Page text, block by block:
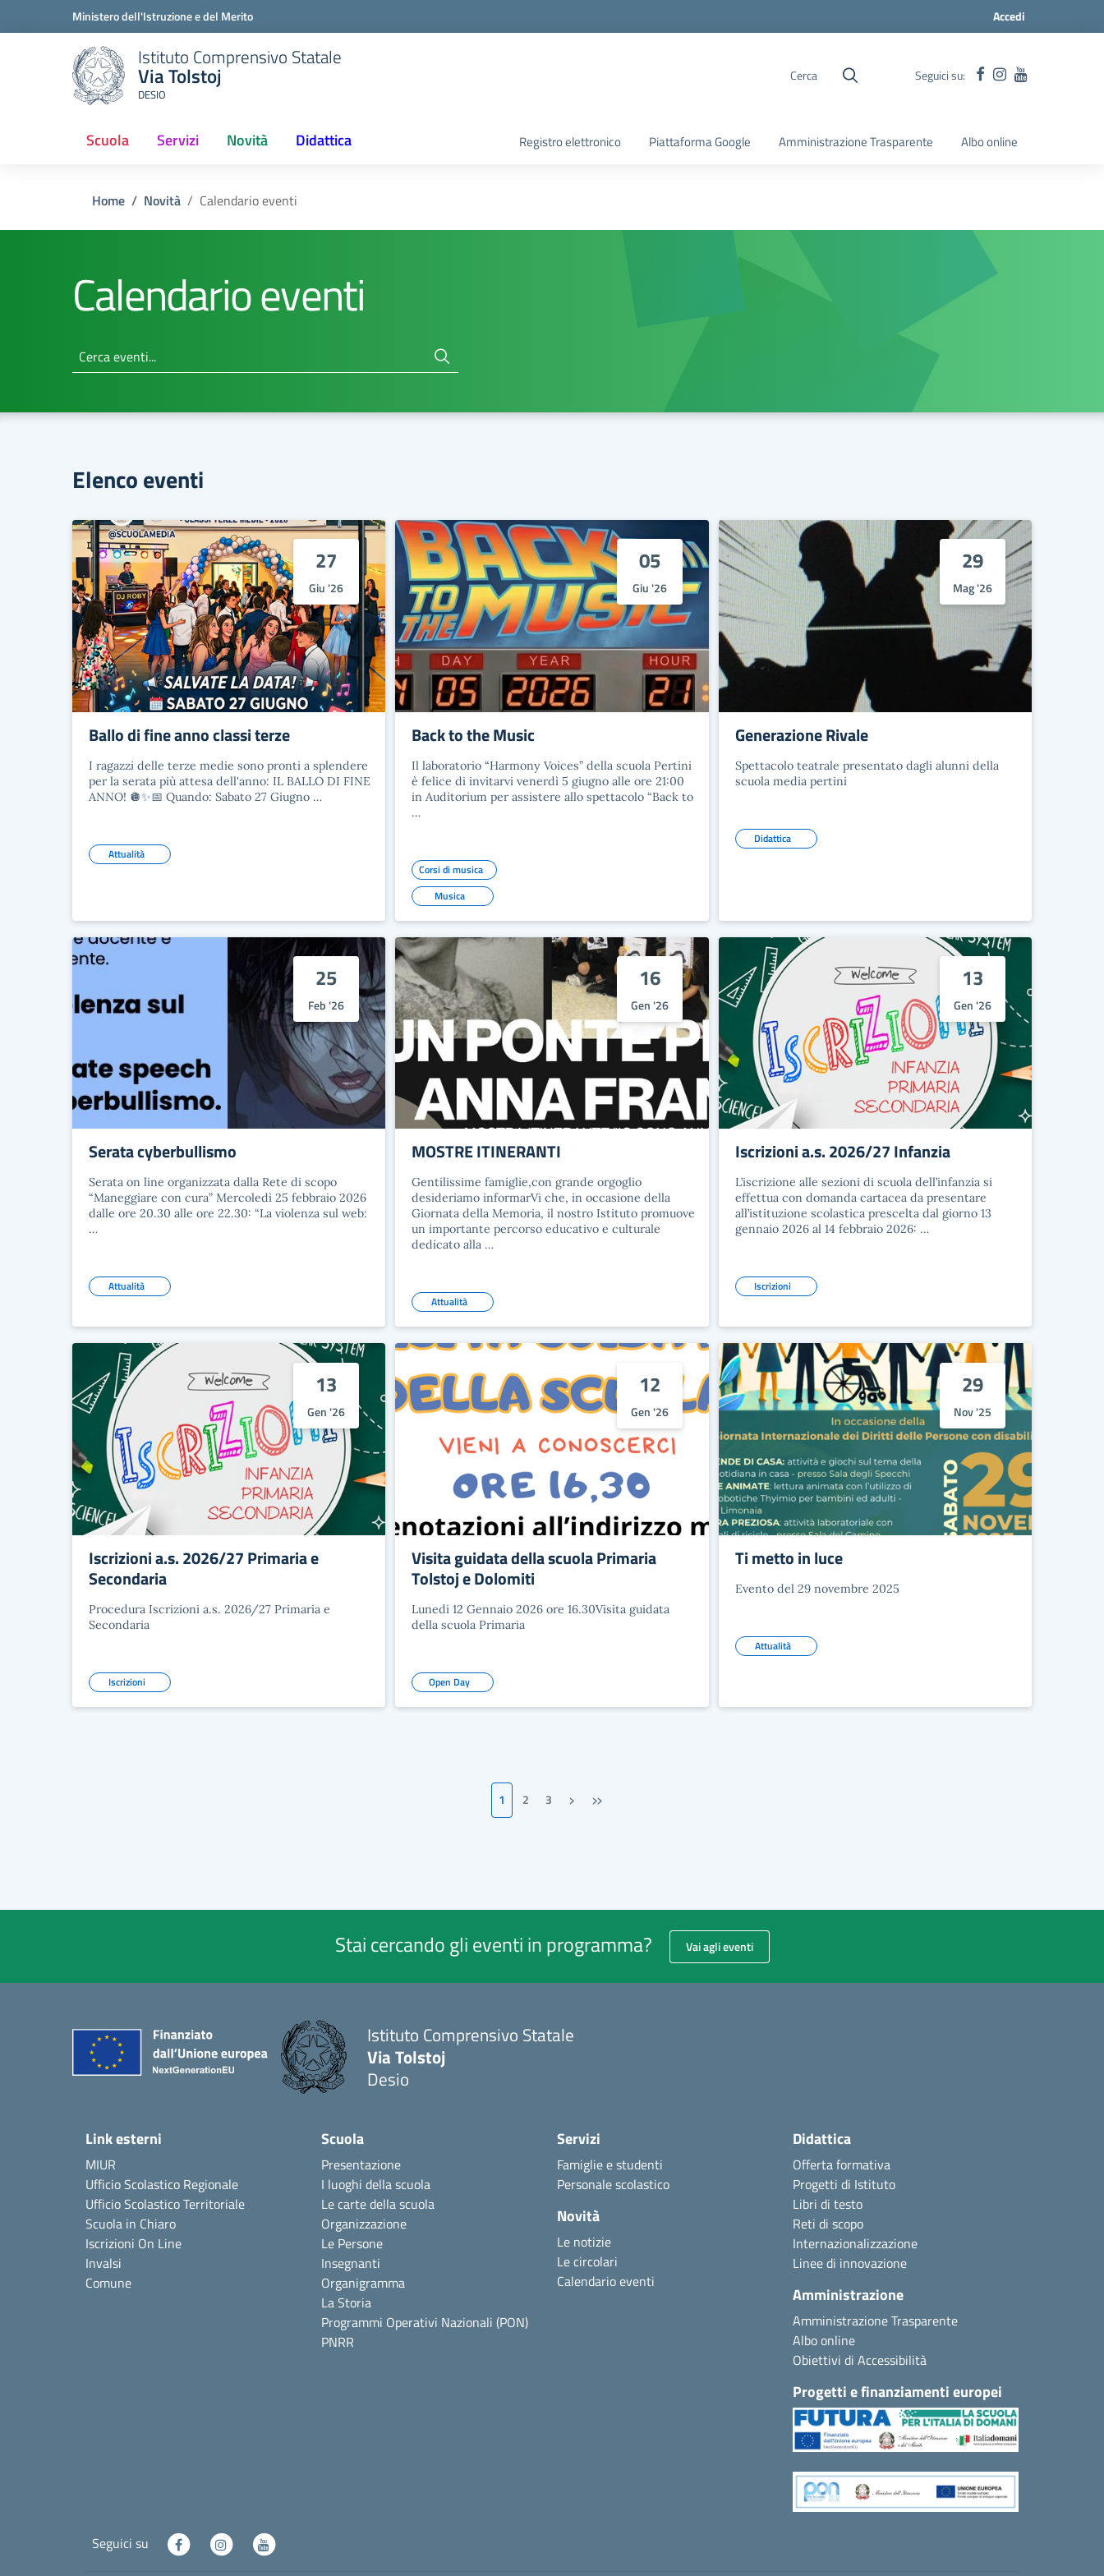
Ministero dell'Istruzione e del Merito Accedi
Istituto Comprensivo Statale
Via Tolstoj
DESIO
Cerca Seguici su:
Scuola Servizi Novità Didattica Registro elettronico Piattaforma Google Amministrazione Trasparente Albo online
Home Novità Calendario eventi
Calendario eventi
Cerca eventi...
Elenco eventi
27
Giu '26
Ballo di fine anno classi terze
I ragazzi delle terze medie sono pronti a splendere
per la serata più attesa dell'anno: IL BALLO DI FINE
ANNO! 🪩✨📅 Quando: Sabato 27 Giugno …
Attualità
05
Giu '26
Back to the Music
Il laboratorio “Harmony Voices” della scuola Pertini
è felice di invitarvi venerdì 5 giugno alle ore 21:00
in Auditorium per assistere allo spettacolo “Back to
…
Corsi di musica
Musica
29
Mag '26
Generazione Rivale
Spettacolo teatrale presentato dagli alunni della
scuola media pertini
Didattica
25
Feb '26
Serata cyberbullismo
Serata on line organizzata dalla Rete di scopo
“Maneggiare con cura” Mercoledì 25 febbraio 2026
dalle ore 20.30 alle ore 22.30: “La violenza sul web:
…
Attualità
16
Gen '26
MOSTRE ITINERANTI
Gentilissime famiglie,con grande orgoglio
desideriamo informarVi che, in occasione della
Giornata della Memoria, il nostro Istituto promuove
un importante percorso educativo e culturale
dedicato alla …
Attualità
13
Gen '26
Iscrizioni a.s. 2026/27 Infanzia
L’iscrizione alle sezioni di scuola dell’infanzia si
effettua con domanda cartacea da presentare
all’istituzione scolastica prescelta dal giorno 13
gennaio 2026 al 14 febbraio 2026: …
Iscrizioni
13
Gen '26
Iscrizioni a.s. 2026/27 Primaria e
Secondaria
Procedura Iscrizioni a.s. 2026/27 Primaria e
Secondaria
Iscrizioni
12
Gen '26
Visita guidata della scuola Primaria
Tolstoj e Dolomiti
Lunedi 12 Gennaio 2026 ore 16.30Visita guidata
della scuola Primaria
Open Day
29
Nov '25
Ti metto in luce
Evento del 29 novembre 2025
Attualità
1 2 3 Pagina successiva
› Ultima pagina
»
Stai cercando gli eventi in programma? Vai agli eventi
Istituto Comprensivo Statale
Via Tolstoj
Desio
Link esterni
MIUR
Ufficio Scolastico Regionale
Ufficio Scolastico Territoriale
Scuola in Chiaro
Iscrizioni On Line
Invalsi
Comune
Scuola
Presentazione
I luoghi della scuola
Le carte della scuola
Organizzazione
Le Persone
Insegnanti
Organigramma
La Storia
Programmi Operativi Nazionali (PON)
PNRR
Servizi
Famiglie e studenti
Personale scolastico
Novità
Le notizie
Le circolari
Calendario eventi
Didattica
Offerta formativa
Progetti di Istituto
Libri di testo
Reti di scopo
Internazionalizzazione
Linee di innovazione
Amministrazione
Amministrazione Trasparente
Albo online
Obiettivi di Accessibilità
Progetti e finanziamenti europei
Seguici su